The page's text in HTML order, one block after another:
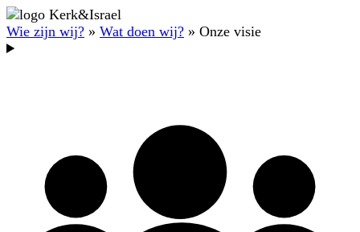
Wie zijn wij? » Wat doen wij? » Onze visie